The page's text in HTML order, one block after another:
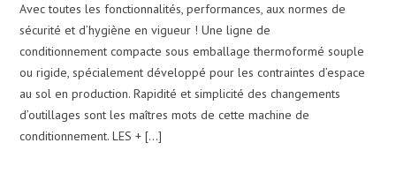
Avec toutes les fonctionnalités, performances, aux normes de
sécurité et d’hygiène en vigueur ! Une ligne de
conditionnement compacte sous emballage thermoformé souple
ou rigide, spécialement développé pour les contraintes d’espace
au sol en production. Rapidité et simplicité des changements
d’outillages sont les maîtres mots de cette machine de
conditionnement. LES + […]